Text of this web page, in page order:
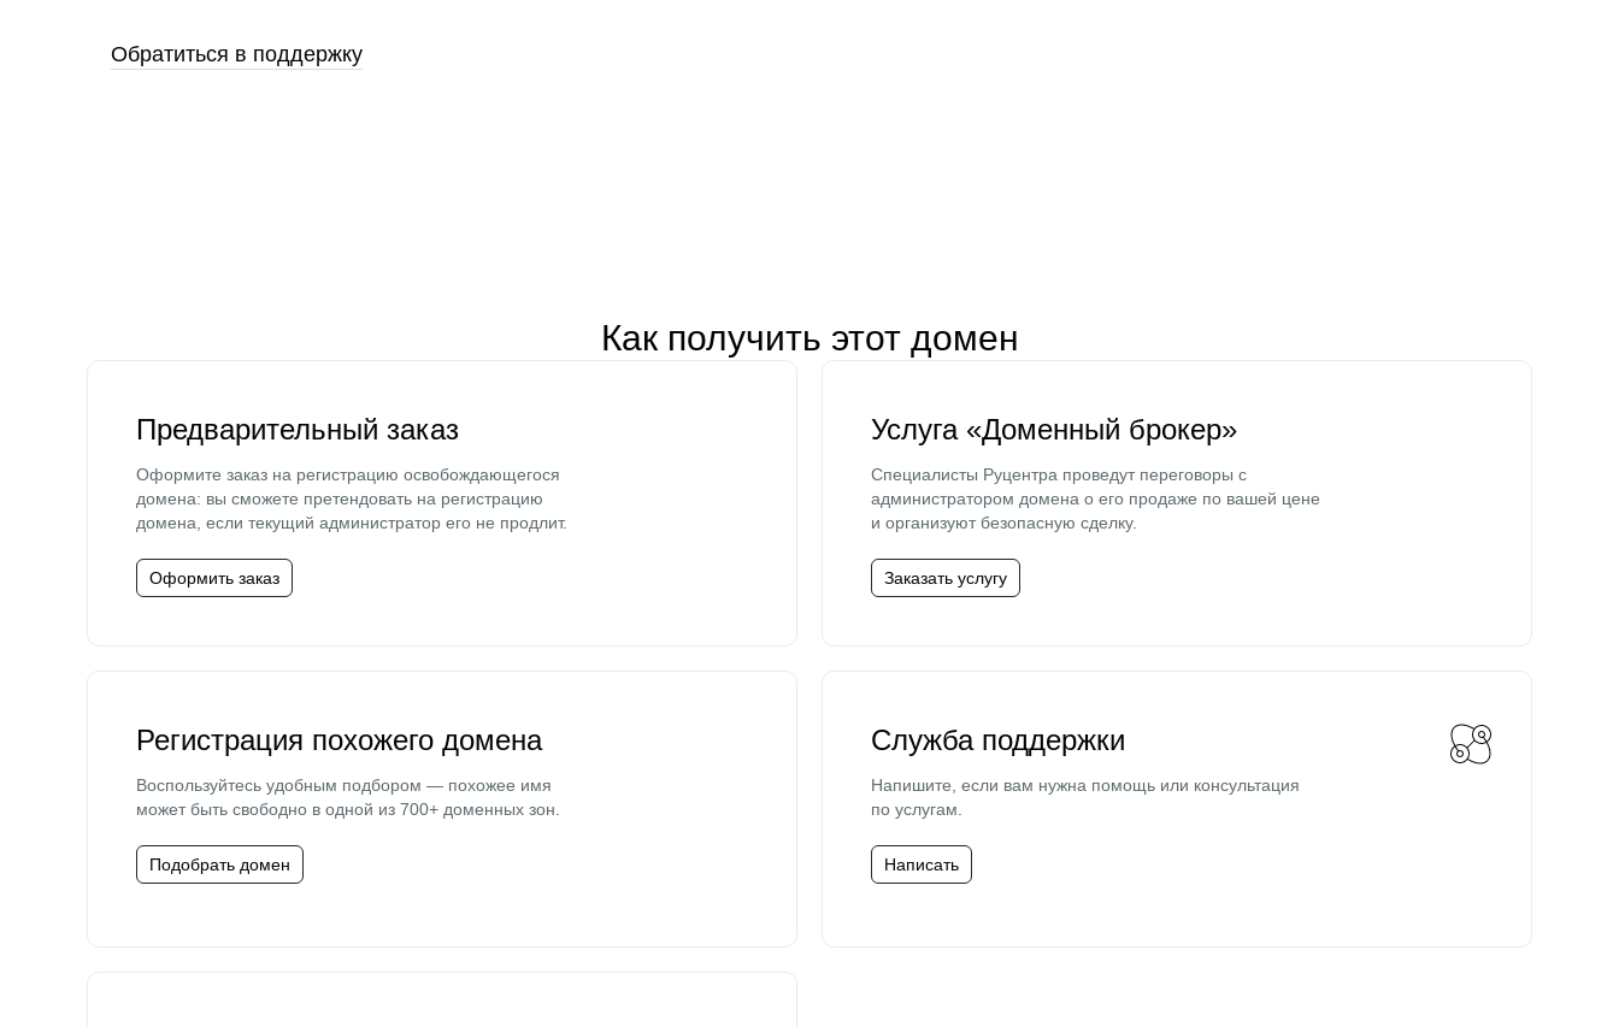
Обратиться в поддержку
Как получить этот домен
Предварительный заказ
Оформите заказ на регистрацию освобождающегося
домена: вы сможете претендовать на регистрацию
домена, если текущий администратор его не продлит.
Оформить заказ
Услуга «Доменный брокер»
Специалисты Руцентра проведут переговоры с
администратором домена о его продаже по вашей цене
и организуют безопасную сделку.
Заказать услугу
Регистрация похожего домена
Воспользуйтесь удобным подбором — похожее имя
может быть свободно в одной из 700+ доменных зон.
Подобрать домен
Служба поддержки
Напишите, если вам нужна помощь или консультация
по услугам.
Написать